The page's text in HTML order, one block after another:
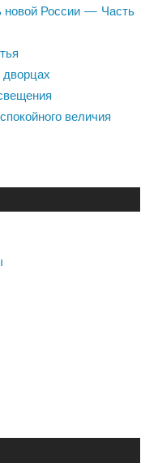
России — Часть
дворцах
величия